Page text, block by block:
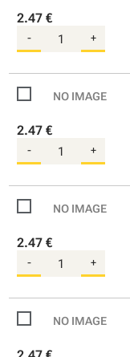
2.47 €
- +
2.47 €
- +
2.47 €
- +